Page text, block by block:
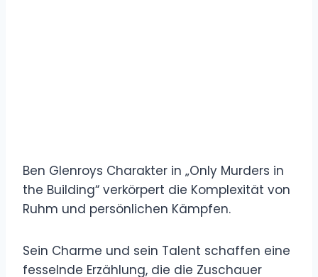
Ben Glenroys Charakter in „Only Murders in
the Building“ verkörpert die Komplexität von
Ruhm und persönlichen Kämpfen.
Sein Charme und sein Talent schaffen eine
fesselnde Erzählung, die die Zuschauer